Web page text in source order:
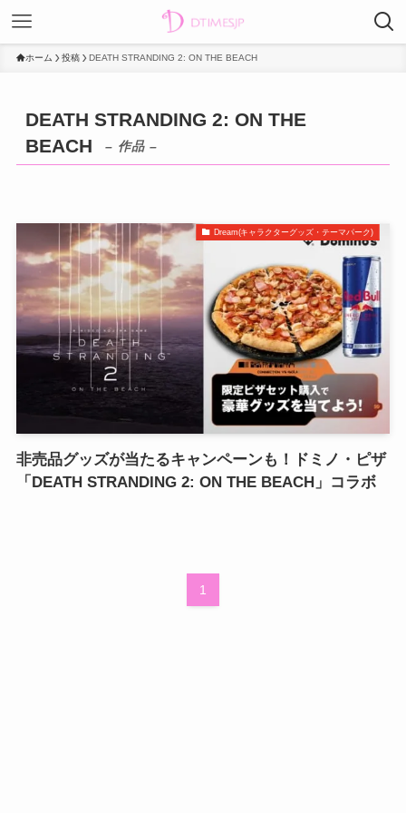
ホーム 投稿 DEATH STRANDING 2: ON THE BEACH
DEATH STRANDING 2: ON THE
BEACH
– 作品 –
Dream(キャラクターグッズ・テーマパーク)
非売品グッズが当たるキャンペーンも！ドミノ・ピザ
「DEATH STRANDING 2: ON THE BEACH」コラボ
1